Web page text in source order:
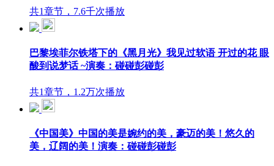
共1章节，7.6千次播放
巴黎埃菲尔铁塔下的《黑月光》我见过软语 开过的花 眼
酸到说梦话 ~演奏：碰碰彭碰彭
共1章节，1.2万次播放
《中国美》中国的美是婉约的美，豪迈的美！悠久的
美，辽阔的美！演奏：碰碰彭碰彭